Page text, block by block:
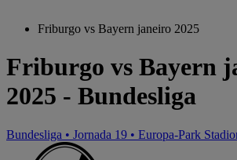
Friburgo vs Bayern janeiro 2025
Friburgo vs Bayern
2025 - Bundesliga
Bundesliga • Jornada 19 • Europa-Park